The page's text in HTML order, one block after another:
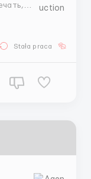
подбирать
Stała praca